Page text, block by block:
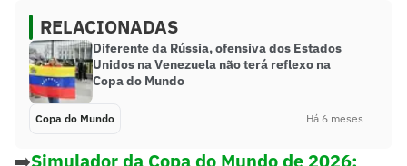
RELACIONADAS
Diferente da Rússia, ofensiva dos Estados
Unidos na Venezuela não terá reflexo na
Copa do Mundo
Copa do Mundo Há 6 meses
➡️Simulador da Copa do Mundo de 2026: